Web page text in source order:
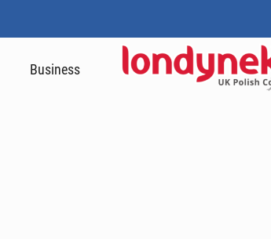
Business